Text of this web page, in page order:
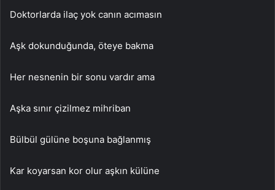
Doktorlarda ilaç yok canın acımasın
Aşk dokunduğunda, öteye bakma
Her nesnenin bir sonu vardır ama
Aşka sınır çizilmez mihriban
Bülbül gülüne boşuna bağlanmış
Kar koyarsan kor olur aşkın külüne